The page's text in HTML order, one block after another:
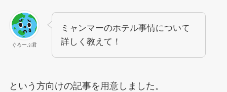
ぐろーぶ君
ミャンマーのホテル事情について
詳しく教えて！
という方向けの記事を用意しました。